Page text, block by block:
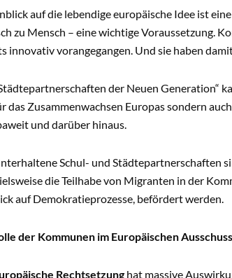
auf die lebendige europäische Idee ist
zu Mensch – eine wichtige Voraussetzung.
innovativ vorangegangen. Und sie haben
der Neuen Generation“
das Zusammenwachsen Europas sondern
und darüber hinaus.
Schul- und Städtepartnerschaften
die Teilhabe von Migranten in der
auf Demokratieprozesse, befördert werden.
der Kommunen im Europäischen
Rechtsetzung hat massive